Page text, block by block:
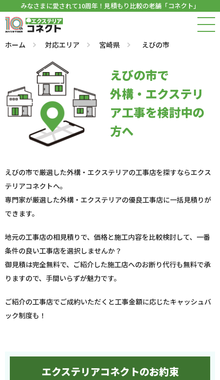
みなさまに愛されて10周年！見積もり比較の老舗「コネクト」
ホーム 対応エリア 宮崎県 えびの市
えびの市で
外構・エクステリ
ア工事を検討中の
方へ
えびの市で厳選した外構・エクステリアの工事店を探すならエクス
テリアコネクトへ。
専門家が厳選した外構・エクステリアの優良工事店に一括見積りが
できます。
地元の工事店の相見積りで、価格と施工内容を比較検討して、一番
条件の良い工事店を選択しませんか？
御見積は完全無料で、ご紹介した施工店へのお断り代行も無料で承
りますので、手間いらずが魅力です。
ご紹介の工事店でご成約いただくと工事金額に応じたキャッシュバ
ック制度も！
エクステリアコネクトのお約束